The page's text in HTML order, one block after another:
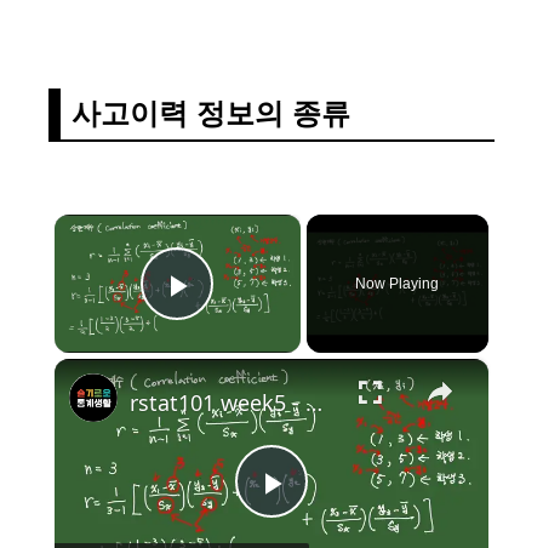
사고이력 정보의 종류
×
Play Video
Now Playing
×
P
rstat101 week5 - 상관계수(correlation coefficient) 손으로 구하기